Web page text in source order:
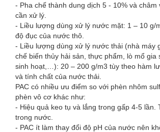
- Pha chế thành dung dịch 5 - 10% và châm
cần xử lý.
- Liều lượng dùng xử lý nước mặt: 1 – 10 g/
độ đục của nước thô.
- Liều lượng dùng xử lý nước thải (nhà máy
chế biến thủy hải sản, thực phẩm, lò mổ gia
sinh hoạt,…): 20 – 200 g/m3 tùy theo hàm
và tính chất của nước thải.
PAC có nhiều ưu điểm so với phèn nhôm
phèn vô cơ khác như:
- Hiệu quả keo tụ và lắng trong gấp 4-5 lần.
trong nước.
- PAC ít làm thay đổi độ pH của nước nên